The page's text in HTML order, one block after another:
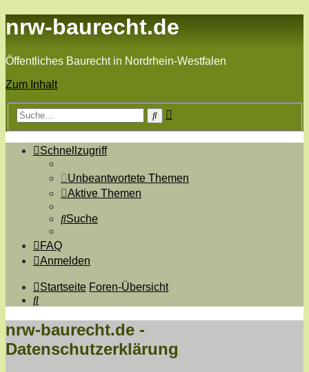
nrw-baurecht.de
Öffentliches Baurecht in Nordrhein-Westfalen
Zum Inhalt
Suche
Schnellzugriff
Unbeantwortete Themen
Aktive Themen
Suche
FAQ
Anmelden
Startseite Foren-Übersicht
Suche
nrw-baurecht.de -
Datenschutzerklärung